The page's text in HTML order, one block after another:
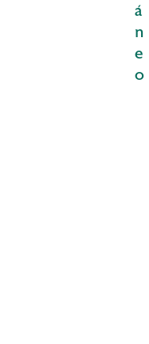
Á
N
E
O